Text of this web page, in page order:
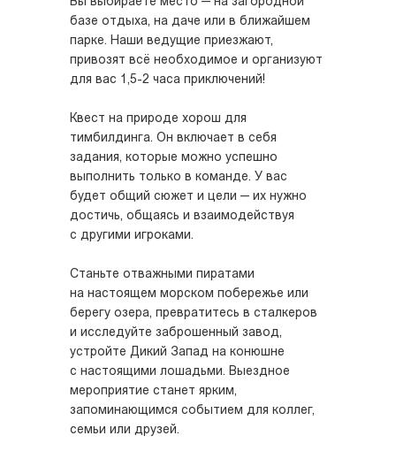
базе отдыха, на даче или в ближайшем
парке. Наши ведущие приезжают,
привозят всё необходимое и организуют
для вас 1,5-2 часа приключений!
Квест на природе хорош для
тимбилдинга. Он включает в себя
задания, которые можно успешно
выполнить только в команде. У вас
будет общий сюжет и цели — их нужно
достичь, общаясь и взаимодействуя
с другими игроками.
Станьте отважными пиратами
на настоящем морском побережье или
берегу озера, превратитесь в сталкеров
и исследуйте заброшенный завод,
устройте Дикий Запад на конюшне
с настоящими лошадьми. Выездное
мероприятие станет ярким,
запоминающимся событием для коллег,
семьи или друзей.